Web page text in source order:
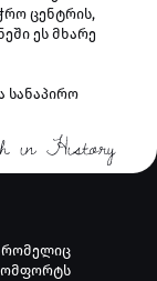
ცენტრის,
ეს მხარე
სანაპირო
რომელიც